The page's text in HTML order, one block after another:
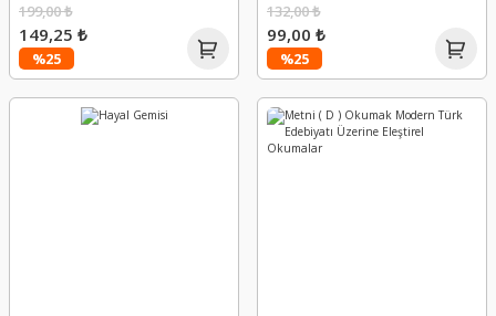
%25
199,00 ₺
149,25 ₺
%25
132,00 ₺
99,00 ₺